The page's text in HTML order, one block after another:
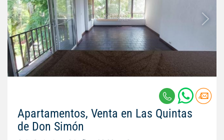
Apartamentos, Venta en Las Quintas
de Don Simón